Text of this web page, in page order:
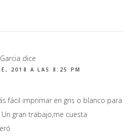
dice
2018 A LAS 8:25 PM
fácil imprimar en gris o blanco para
gran trabajo,me cuesta